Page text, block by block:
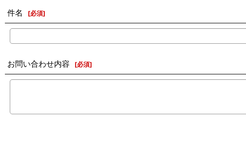
件名 [必須]
お問い合わせ内容 [必須]